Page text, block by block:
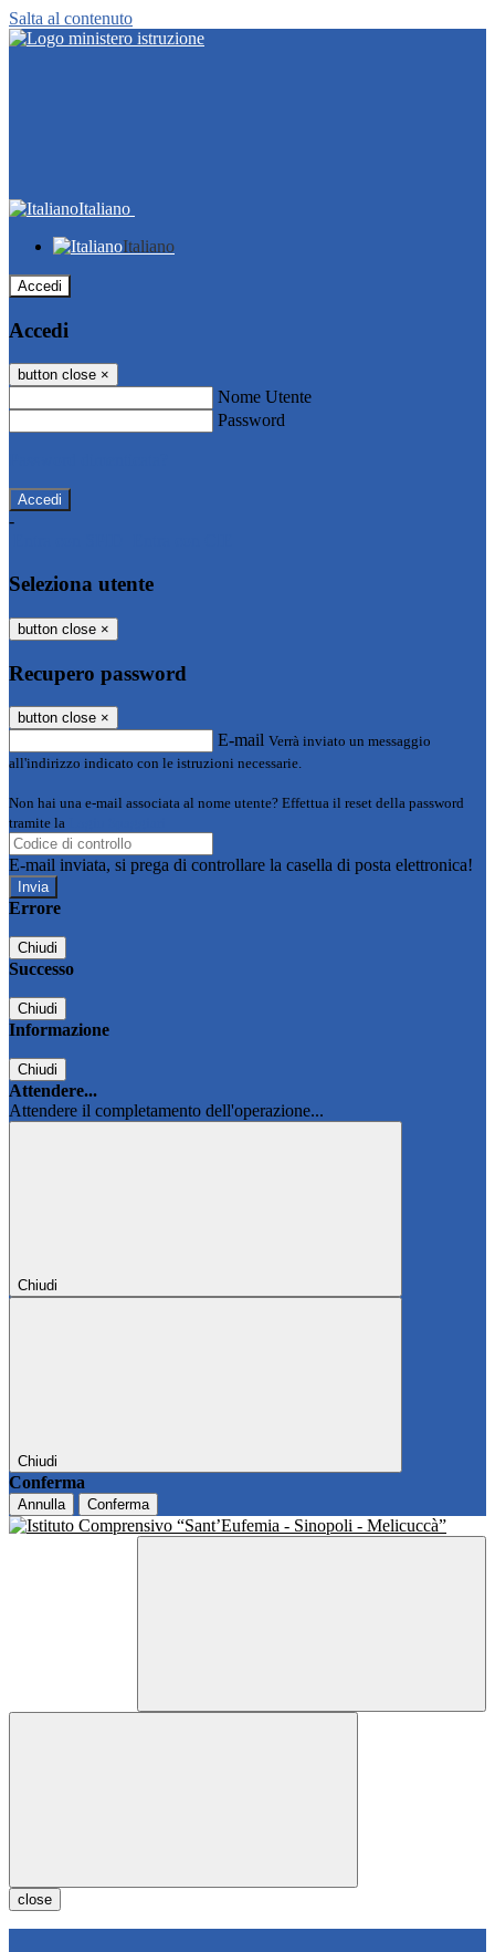
Salta al contenuto
Italiano
Italiano
Accedi
Accedi
button close ×
Nome Utente
Password
-
Seleziona utente
button close ×
Recupero password
button close ×
E-mail Verrà inviato un messaggio
all'indirizzo indicato con le istruzioni necessarie.
Non hai una e-mail associata al nome utente? Effettua il reset della password
tramite la
E-mail inviata, si prega di controllare la casella di posta elettronica!
Errore
Chiudi
Successo
Chiudi
Informazione
Chiudi
Attendere...
Attendere il completamento dell'operazione...
Chiudi
Chiudi
Conferma
Annulla Conferma
close